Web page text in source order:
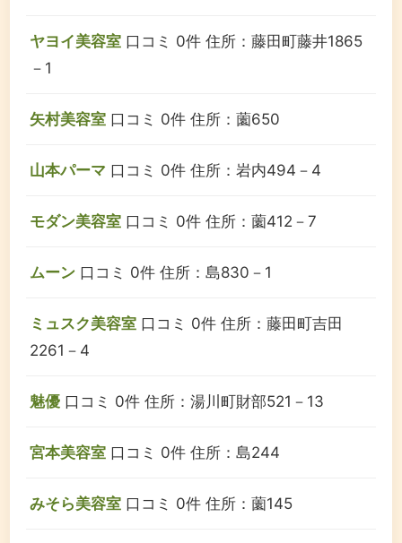
ヤヨイ美容室 口コミ 0件 住所：藤田町藤井1865
－1
矢村美容室 口コミ 0件 住所：薗650
山本パーマ 口コミ 0件 住所：岩内494－4
モダン美容室 口コミ 0件 住所：薗412－7
ムーン 口コミ 0件 住所：島830－1
ミュスク美容室 口コミ 0件 住所：藤田町吉田
2261－4
魅優 口コミ 0件 住所：湯川町財部521－13
宮本美容室 口コミ 0件 住所：島244
みそら美容室 口コミ 0件 住所：薗145